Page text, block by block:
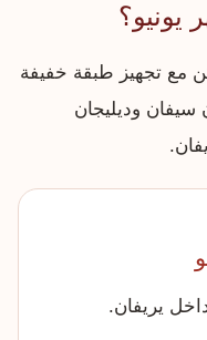
يونيو؟
مع تجهيز طبقة خفيفة
سيفان وديليجان
يريفان.